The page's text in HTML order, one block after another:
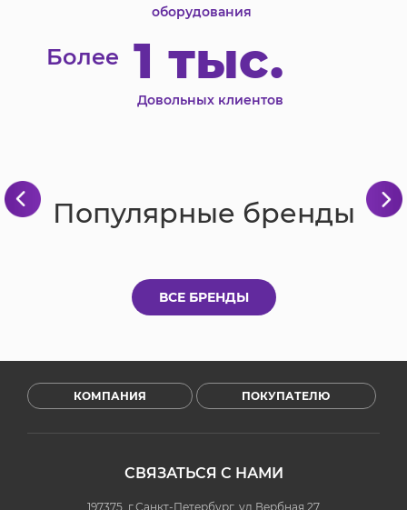
оборудования
Более 1 тыс.
Довольных клиентов
Популярные бренды
ВСЕ БРЕНДЫ
КОМПАНИЯ ПОКУПАТЕЛЮ
СВЯЗАТЬСЯ С НАМИ
197375, г.Санкт-Петербург, ул.Вербная 27